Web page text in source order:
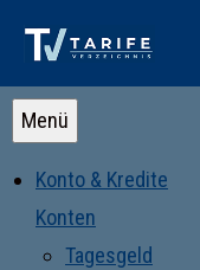
Menü
Konto & Kredite
Konten
Tagesgeld